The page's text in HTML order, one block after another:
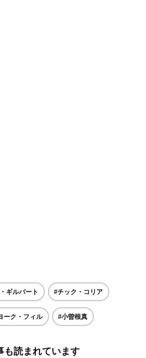
ギルバート #チック・コリア
ーク・フィル #小曽根真
も読まれています